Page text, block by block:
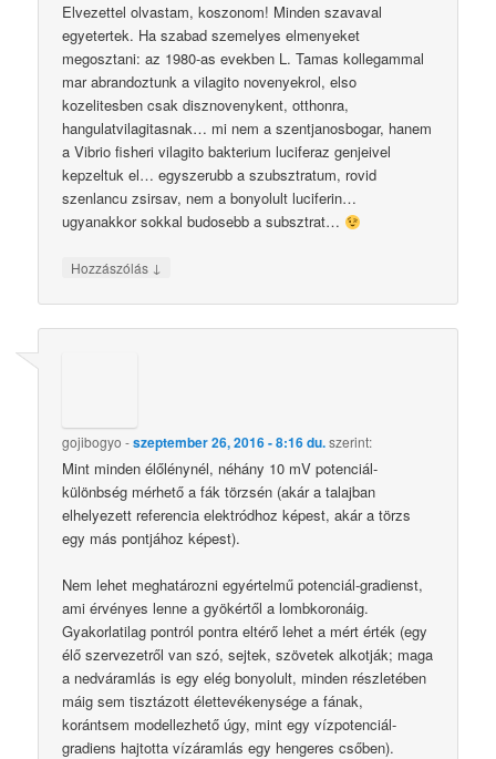
Elvezettel olvastam, koszonom! Minden szavaval
egyetertek. Ha szabad szemelyes elmenyeket
megosztani: az 1980-as evekben L. Tamas kollegammal
mar abrandoztunk a vilagito novenyekrol, elso
kozelitesben csak disznovenykent, otthonra,
hangulatvilagitasnak… mi nem a szentjanosbogar, hanem
a Vibrio fisheri vilagito bakterium luciferaz genjeivel
kepzeltuk el… egyszerubb a szubsztratum, rovid
szenlancu zsirsav, nem a bonyolult luciferin…
ugyanakkor sokkal budosebb a subsztrat…
Hozzászólás ↓
gojibogyo -szeptember 26, 2016 - 8:16 du.szerint:
Mint minden élőlénynél, néhány 10 mV potenciál-
különbség mérhető a fák törzsén (akár a talajban
elhelyezett referencia elektródhoz képest, akár a törzs
egy más pontjához képest).
Nem lehet meghatározni egyértelmű potenciál-gradienst,
ami érvényes lenne a gyökértől a lombkoronáig.
Gyakorlatilag pontról pontra eltérő lehet a mért érték (egy
élő szervezetről van szó, sejtek, szövetek alkotják; maga
a nedváramlás is egy elég bonyolult, minden részletében
máig sem tisztázott élettevékenysége a fának,
korántsem modellezhető úgy, mint egy vízpotenciál-
gradiens hajtotta vízáramlás egy hengeres csőben).